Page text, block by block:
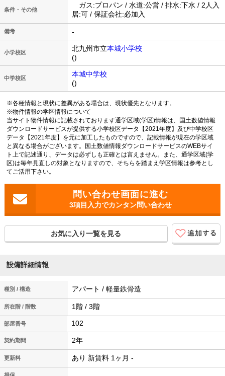
条件・その他
ガス:プロパン / 水道:公営 / 排水:下水 / 2人入
居:可 / 保証会社:必加入
備考 -
小学校区 北九州市立本城小学校
()
中学校区
本城中学校
()
※各種情報と現状に差異がある場合は、現状優先となります。
※物件情報の学区情報について
当サイト物件情報に記載されております通学区域(学区)情報は、国土数値情報
ダウンロードサービスが提供する小学校区データ【2021年度】及び中学校区
データ【2021年度】を元に加工したものですので、記載情報が現在の学区域
と異なる場合がございます。国土数値情報ダウンロードサービスのWEBサイ
ト上で記述通り、データは必ずしも正確とは言えません。また、通学区域(学
区)は毎年見直しの対象となりますので、そちらを踏まえ学区情報は参考とし
てご活用下さい。
3項目入力でカンタン問い合わせ
お気に入り一覧を見る
設備詳細情報
種別 / 構造 アパート / 軽量鉄骨造
所在階 / 階数 1階 / 3階
102
契約期間 2年
更新料 あり 新賃料 1ヶ月 -